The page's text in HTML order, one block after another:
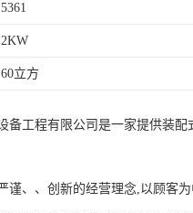
5361
2KW
60立方
备工程有限公司是一家提供装
谨、、创新的经营理念,以顾客